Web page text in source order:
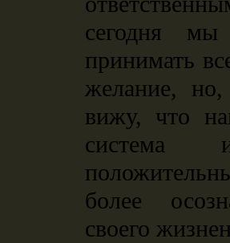
сегодня
принимать
желание,
вижу, что
более
своего